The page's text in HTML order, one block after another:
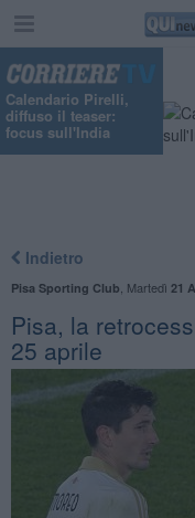
Calendario Pirelli,
diffuso il teaser:
focus sull'India
Indietro
Pisa Sporting Club Martedì 21
Pisa, la
25 aprile